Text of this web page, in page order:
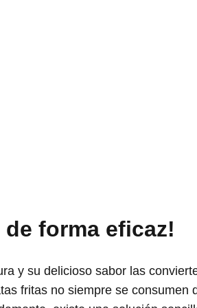
forma eficaz!
y su delicioso sabor las
fritas no siempre se consumen